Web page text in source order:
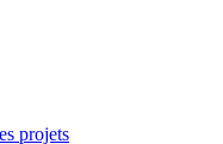
projets